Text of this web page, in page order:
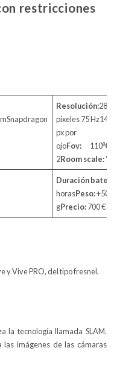
restricciones
Resolución:
pixeles 75
px por
ojoFov: 110⁰
2Room scale:
Duración
horasPeso:+500
gPrecio:700 €
y Vive PRO, del tipo fresnel.
la tecnología llamada SLAM.
imágenes de las cámaras